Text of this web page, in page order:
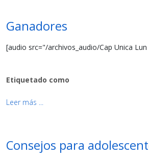
Ganadores
[audio src="/archivos_audio/Cap Unica Lun
Etiquetado como
Leer más ...
Consejos para